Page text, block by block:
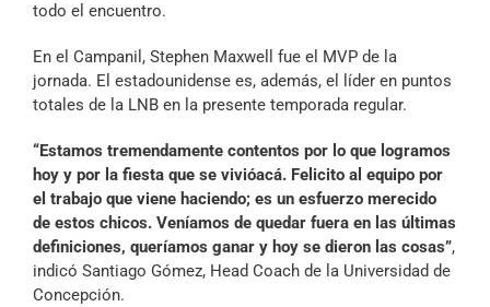
todo el encuentro.
En el Campanil, Stephen Maxwell fue el MVP de la
jornada. El estadounidense es, además, el líder en puntos
totales de la LNB en la presente temporada regular.
“Estamos tremendamente contentos por lo que logramos
hoy y por la fiesta que se vivióacá. Felicito al equipo por
el trabajo que viene haciendo; es un esfuerzo merecido
de estos chicos. Veníamos de quedar fuera en las últimas
definiciones, queríamos ganar y hoy se dieron las cosas”,
indicó Santiago Gómez, Head Coach de la Universidad de
Concepción.